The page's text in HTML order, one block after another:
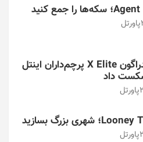
پاورتل
تراشه اسنپدراگون X Elite پرچم‌داران اینتل
پاورتل
پاورتل